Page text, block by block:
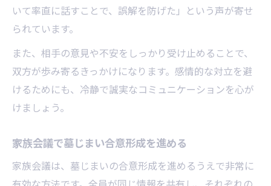
いて率直に話すことで、誤解を防げた」という声が寄せ
られています。
また、相手の意見や不安をしっかり受け止めることで、
双方が歩み寄るきっかけになります。感情的な対立を避
けるためにも、冷静で誠実なコミュニケーションを心が
けましょう。
家族会議で墓じまい合意形成を進める
家族会議は、墓じまいの合意形成を進めるうえで非常に